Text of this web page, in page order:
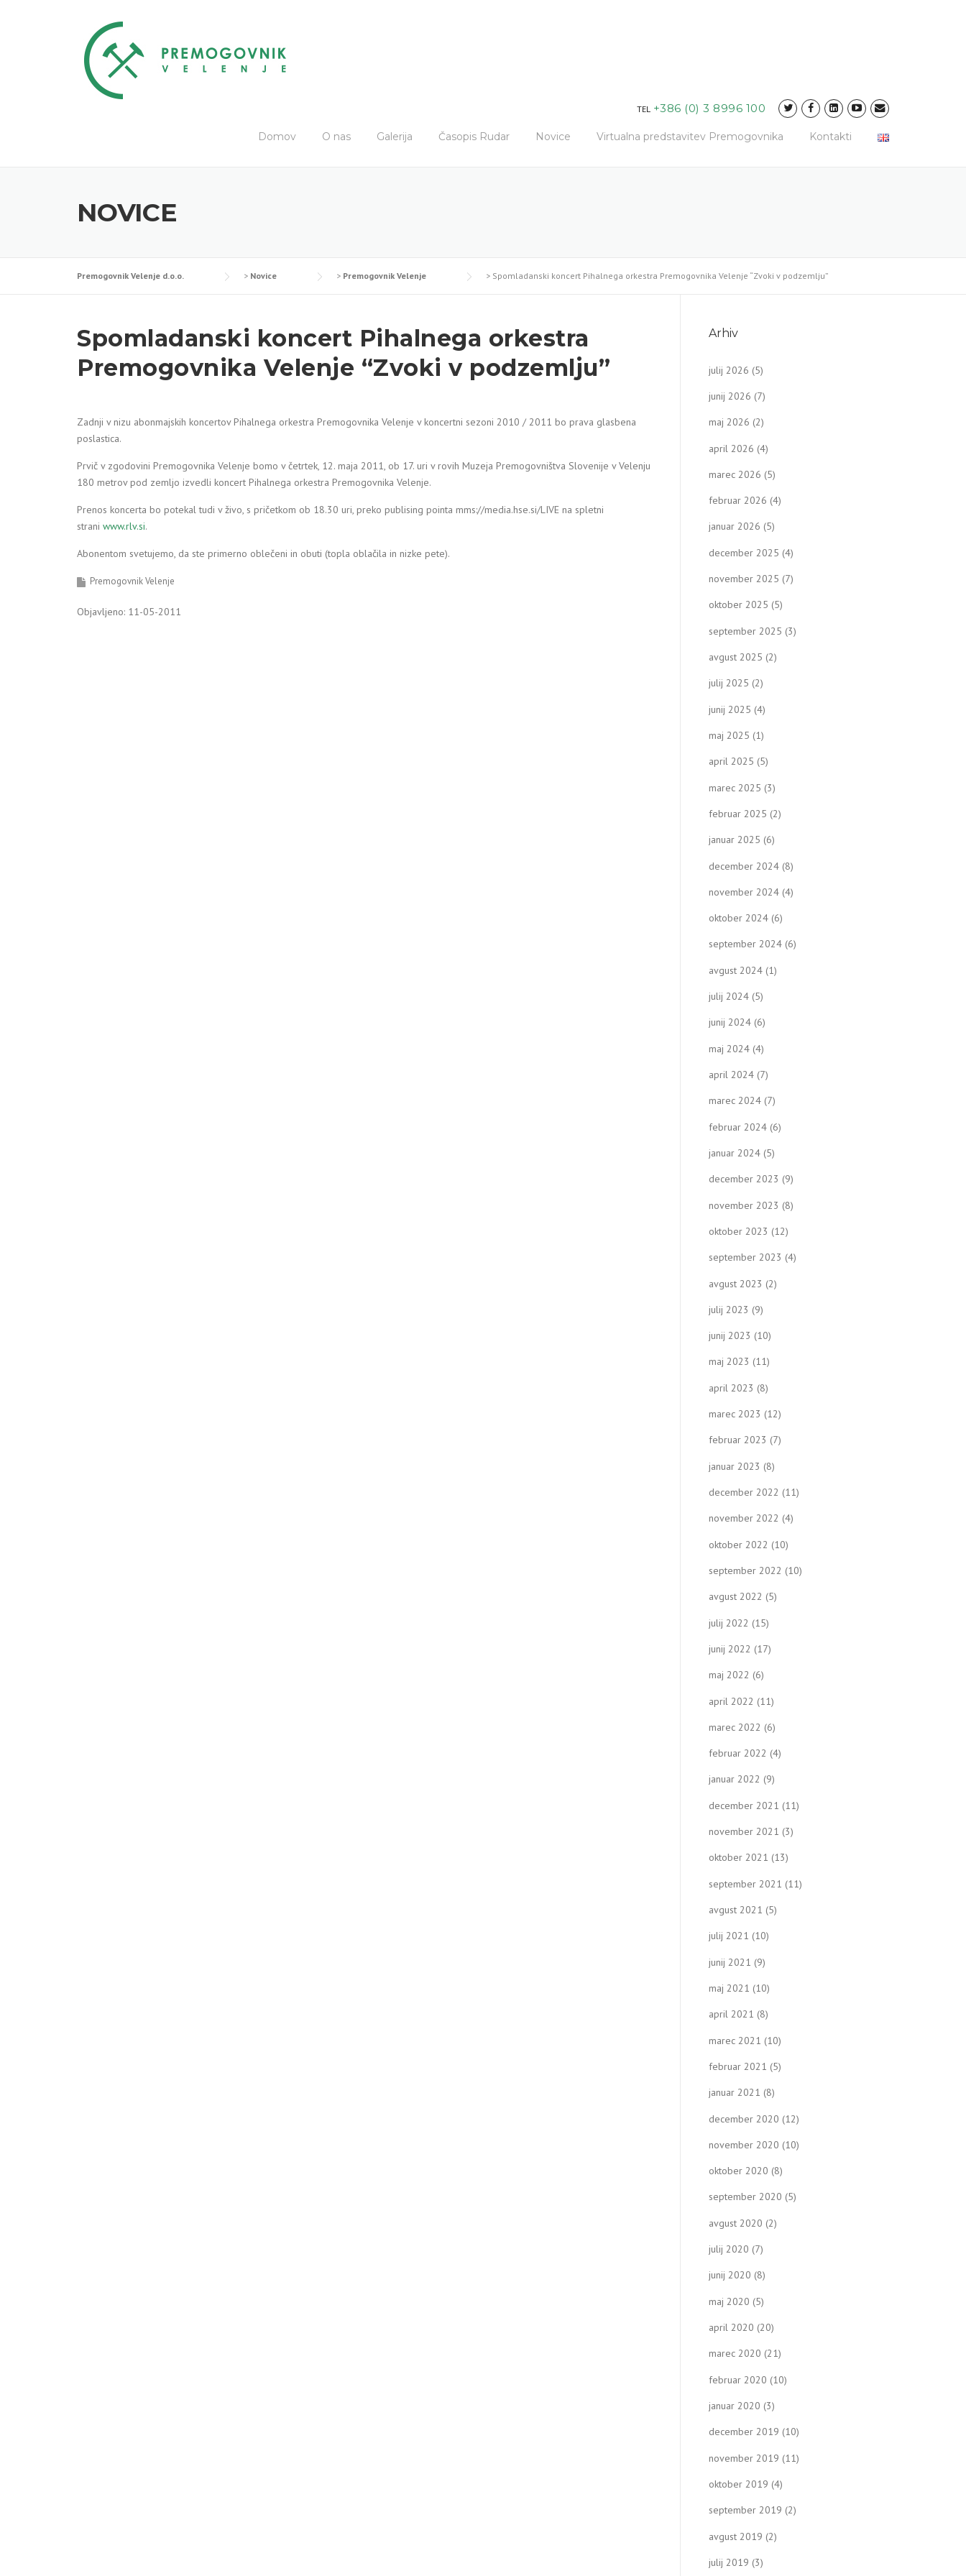
TEL +386 (0) 3 8996 100
Domov O nas Galerija Časopis Rudar Novice Virtualna predstavitev Premogovnika Kontakti
NOVICE
Premogovnik Velenje d.o.o. > Novice > Premogovnik Velenje > Spomladanski koncert Pihalnega orkestra Premogovnika Velenje “Zvoki v podzemlju”
Spomladanski koncert Pihalnega orkestra
Premogovnika Velenje “Zvoki v podzemlju”
Zadnji v nizu abonmajskih koncertov Pihalnega orkestra Premogovnika Velenje v koncertni sezoni 2010 / 2011 bo prava glasbena
poslastica.
Prvič v zgodovini Premogovnika Velenje bomo v četrtek, 12. maja 2011, ob 17. uri v rovih Muzeja Premogovništva Slovenije v Velenju
180 metrov pod zemljo izvedli koncert Pihalnega orkestra Premogovnika Velenje.
Prenos koncerta bo potekal tudi v živo, s pričetkom ob 18.30 uri, preko publising pointa mms://media.hse.si/LIVE na spletni
strani www.rlv.si.
Abonentom svetujemo, da ste primerno oblečeni in obuti (topla oblačila in nizke pete).
Premogovnik Velenje
Objavljeno: 11-05-2011
Arhiv
julij 2026 (5)
junij 2026 (7)
maj 2026 (2)
april 2026 (4)
marec 2026 (5)
februar 2026 (4)
januar 2026 (5)
december 2025 (4)
november 2025 (7)
oktober 2025 (5)
september 2025 (3)
avgust 2025 (2)
julij 2025 (2)
junij 2025 (4)
maj 2025 (1)
april 2025 (5)
marec 2025 (3)
februar 2025 (2)
januar 2025 (6)
december 2024 (8)
november 2024 (4)
oktober 2024 (6)
september 2024 (6)
avgust 2024 (1)
julij 2024 (5)
junij 2024 (6)
maj 2024 (4)
april 2024 (7)
marec 2024 (7)
februar 2024 (6)
januar 2024 (5)
december 2023 (9)
november 2023 (8)
oktober 2023 (12)
september 2023 (4)
avgust 2023 (2)
julij 2023 (9)
junij 2023 (10)
maj 2023 (11)
april 2023 (8)
marec 2023 (12)
februar 2023 (7)
januar 2023 (8)
december 2022 (11)
november 2022 (4)
oktober 2022 (10)
september 2022 (10)
avgust 2022 (5)
julij 2022 (15)
junij 2022 (17)
maj 2022 (6)
april 2022 (11)
marec 2022 (6)
februar 2022 (4)
januar 2022 (9)
december 2021 (11)
november 2021 (3)
oktober 2021 (13)
september 2021 (11)
avgust 2021 (5)
julij 2021 (10)
junij 2021 (9)
maj 2021 (10)
april 2021 (8)
marec 2021 (10)
februar 2021 (5)
januar 2021 (8)
december 2020 (12)
november 2020 (10)
oktober 2020 (8)
september 2020 (5)
avgust 2020 (2)
julij 2020 (7)
junij 2020 (8)
maj 2020 (5)
april 2020 (20)
marec 2020 (21)
februar 2020 (10)
januar 2020 (3)
december 2019 (10)
november 2019 (11)
oktober 2019 (4)
september 2019 (2)
avgust 2019 (2)
julij 2019 (3)